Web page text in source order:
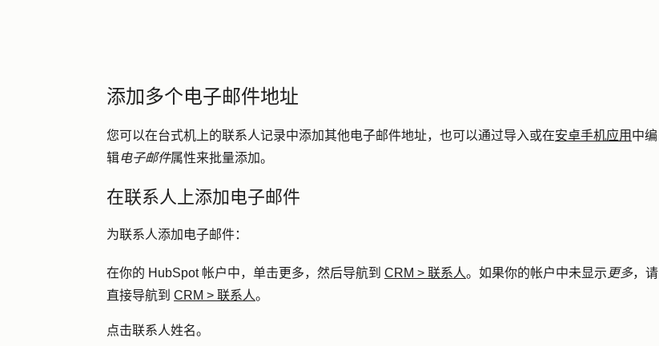
添加多个电子邮件地址
您可以在台式机上的联系人记录中添加其他电子邮件地址，也可以通过导入或在安卓手机应用 中编
辑电子邮件属性来批量添加。
在联系人上添加电子邮件
为联系人添加电子邮件：
在你的 HubSpot 帐户中，单击更多，然后导航到 CRM > 联系人。如果你的帐户中未显示 更多，请
直接导航到 CRM > 联系人。
点击联系人姓名。